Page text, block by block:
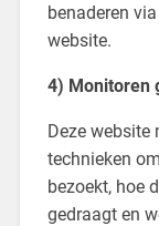
benaderen
website.
4) Monitoren
Deze website
technieken
bezoekt, hoe
gedraagt en